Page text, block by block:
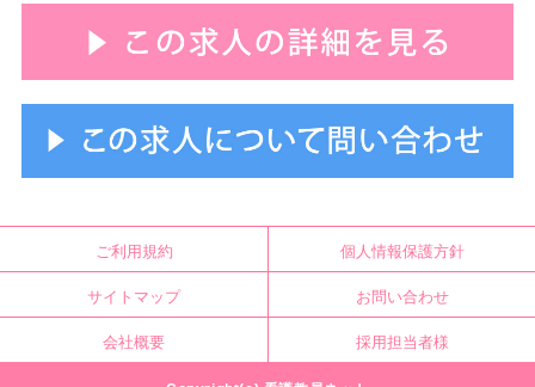
ご利用規約 個人情報保護方針
サイトマップ お問い合わせ
会社概要 採用担当者様